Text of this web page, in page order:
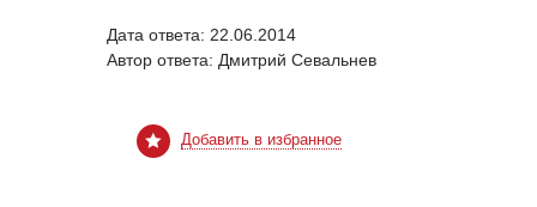
Дата ответа: 22.06.2014
Автор ответа: Дмитрий Севальнев
Добавить в избранное